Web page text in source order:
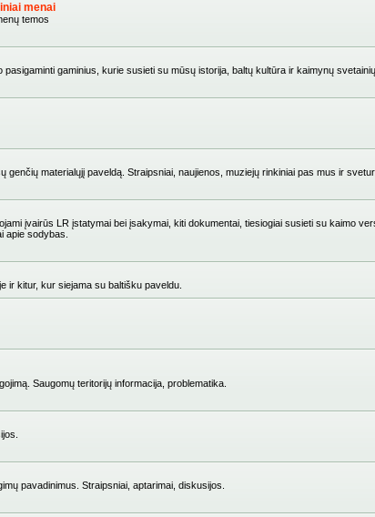
menai
temos
gaminius, kurie susieti su mūsų istorija, baltų kultūra ir kaimynų
genčių materialųjį paveldą. Straipsniai, naujienos, muziejų rinkiniai pas mus ir svetur.
įvairūs LR įstatymai bei įsakymai, kiti dokumentai, tiesiogiai susieti su kaimo
apie sodybas.
ir kitur, kur siejama su baltišku paveldu.
Saugomų teritorijų informacija, problematika.
pavadinimus. Straipsniai, aptarimai, diskusijos.